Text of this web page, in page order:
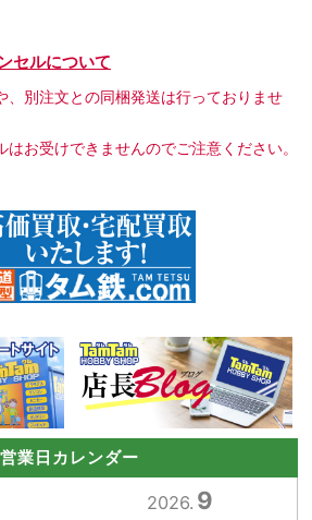
セルについて
、別注文との同梱発送は行っておりませ
はお受けできませんのでご注意ください。
営業日カレンダー
2026. 9